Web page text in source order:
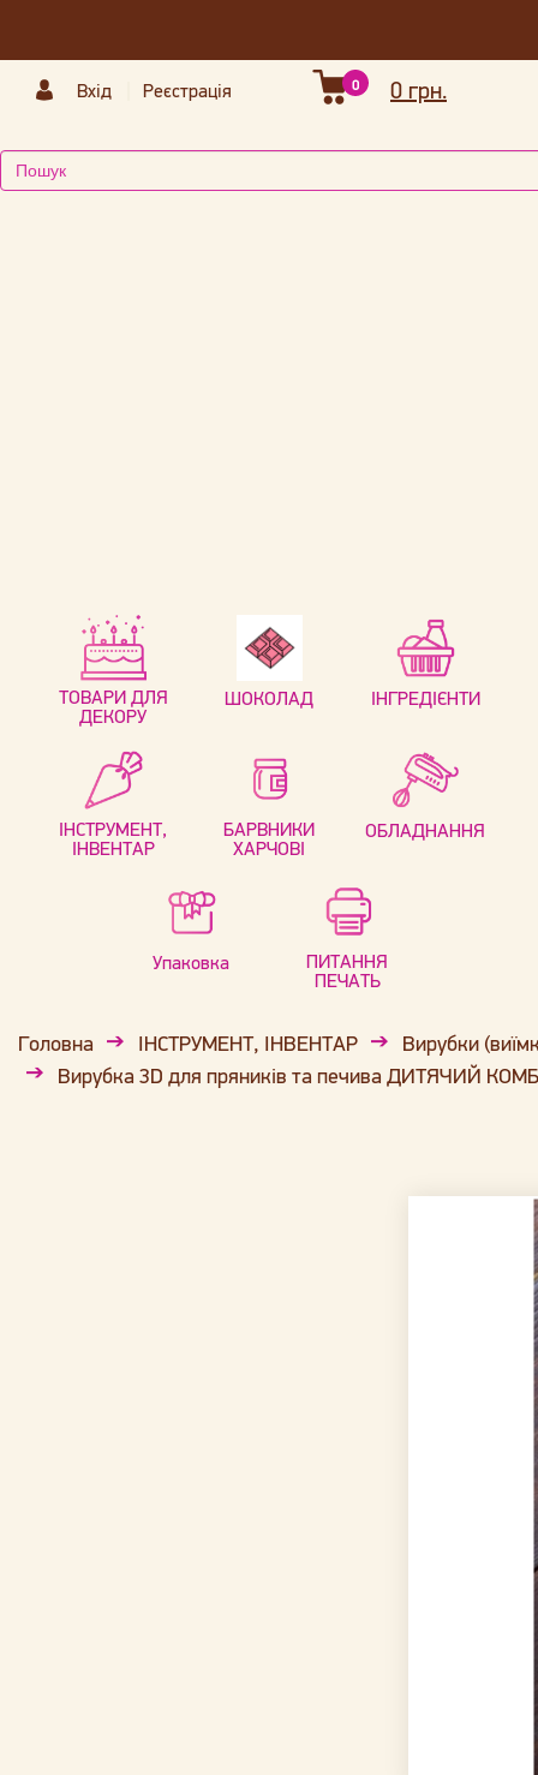
Вхід Реєстрація 0 грн.
0
ТОВАРИ ДЛЯ
ДЕКОРУ
ШОКОЛАД ІНГРЕДІЄНТИ
ІНСТРУМЕНТ,
ІНВЕНТАР
БАРВНИКИ
ХАРЧОВІ
ОБЛАДНАННЯ
Упаковка
ПИТАННЯ
ПЕЧАТЬ
Головна ІНСТРУМЕНТ, ІНВЕНТАР
Вирубки
Вирубка 3D для пряників та печива ДИТЯЧИЙ